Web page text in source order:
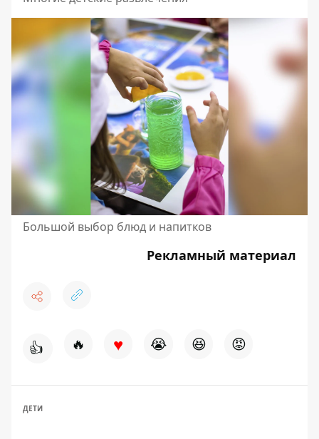
Большой выбор блюд и напитков
Рекламный материал
👍 🔥 ♥ 😭 😆 😡
ДЕТИ